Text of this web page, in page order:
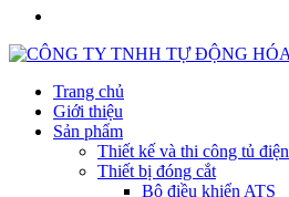
Trang chủ
Giới thiệu
Sản phẩm
Thiết kế và thi công tủ điện
Thiết bị đóng cắt
Bộ điều khiển ATS